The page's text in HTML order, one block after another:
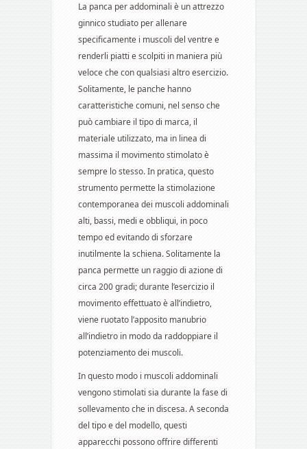
La panca per addominali è un attrezzo
ginnico studiato per allenare
specificamente i muscoli del ventre e
renderli piatti e scolpiti in maniera più
veloce che con qualsiasi altro esercizio.
Solitamente, le panche hanno
caratteristiche comuni, nel senso che
può cambiare il tipo di marca, il
materiale utilizzato, ma in linea di
massima il movimento stimolato è
sempre lo stesso. In pratica, questo
strumento permette la stimolazione
contemporanea dei muscoli addominali
alti, bassi, medi e obbliqui, in poco
tempo ed evitando di sforzare
inutilmente la schiena. Solitamente la
panca permette un raggio di azione di
circa 200 gradi; durante l’esercizio il
movimento effettuato è all’indietro,
viene ruotato l’apposito manubrio
all’indietro in modo da raddoppiare il
potenziamento dei muscoli.
In questo modo i muscoli addominali
vengono stimolati sia durante la fase di
sollevamento che in discesa. A seconda
del tipo e del modello, questi
apparecchi possono offrire differenti